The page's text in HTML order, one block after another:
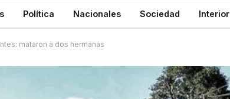
Política Nacionales Sociedad Interior
mataron a dos hermanas